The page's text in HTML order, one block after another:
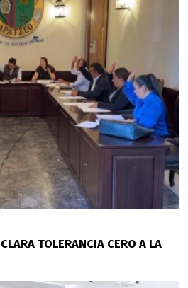
TOLERANCIA CERO A LA